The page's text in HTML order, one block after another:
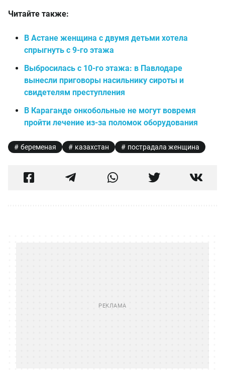
Читайте также:
В Астане женщина с двумя детьми хотела
спрыгнуть с 9-го этажа
Выбросилась с 10-го этажа: в Павлодаре
вынесли приговоры насильнику сироты и
свидетелям преступления
В Караганде онкобольные не могут вовремя
пройти лечение из-за поломок оборудования
беременая казахстан пострадала женщина